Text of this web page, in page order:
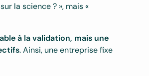
la science ? », mais «
à la validation, mais une
. Ainsi, une entreprise fixe